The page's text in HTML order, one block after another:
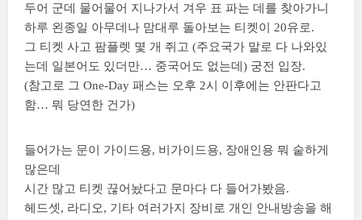
두어 군데 물어물어 지나가서 겨우 표 파는 데를 찾아가니
하루 왼종일 아무데나 맘대루 돌아보는 티켓이 20유로.
그 티켓 사고 팜플렛 몇 개 쥐고 (주요국가 말로 다 나와있
는데 일본어도 있더만… 중국어도 없는데) 궁전 입장.
(참고로 그 One-Day 패스는 오후 2시 이후에는 안판다고
함… 뭐 당연한 건가)
들어가는 문이 가이드용, 비가이드용, 장애인용 뭐 숱하게
많은데
시간 많고 티켓 끊어놨다고 문마다 다 들어가봤음.
헤드셋, 라디오, 기타 여러가지 장비로 개인 안내방송을 해